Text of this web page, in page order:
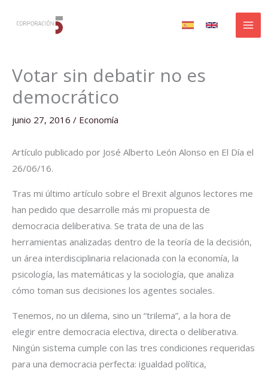
Votar sin debatir no es
democrático
junio 27, 2016 / Economía
Artículo publicado por José Alberto León Alonso en El Día el
26/06/16.
Tras mi último artículo sobre el Brexit algunos lectores me
han pedido que desarrolle más mi propuesta de
democracia deliberativa. Se trata de una de las
herramientas analizadas dentro de la teoría de la decisión,
un área interdisciplinaria relacionada con la economía, la
psicología, las matemáticas y la sociología, que analiza
cómo toman sus decisiones los agentes sociales.
Tenemos, no un dilema, sino un “trilema”, a la hora de
elegir entre democracia electiva, directa o deliberativa.
Ningún sistema cumple con las tres condiciones requeridas
para una democracia perfecta: igualdad política,